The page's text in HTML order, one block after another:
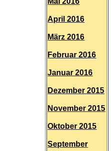
April 2016
März 2016
Februar 2016
Januar 2016
Dezember 2015
November 2015
Oktober 2015
September